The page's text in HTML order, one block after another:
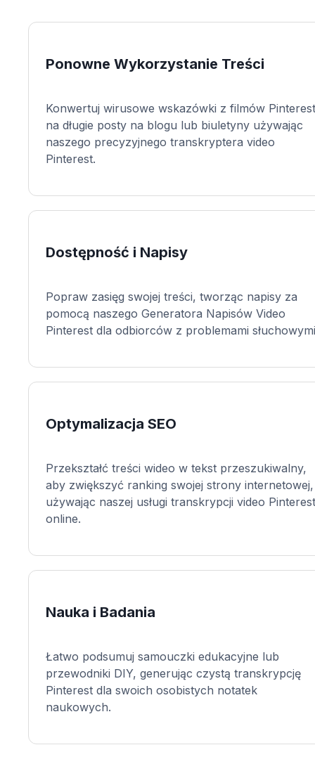
Ponowne Wykorzystanie Treści
Konwertuj wirusowe wskazówki z filmów Pinterest
na długie posty na blogu lub biuletyny używając
naszego precyzyjnego transkryptera video
Pinterest.
Dostępność i Napisy
Popraw zasięg swojej treści, tworząc napisy za
pomocą naszego Generatora Napisów Video
Pinterest dla odbiorców z problemami
Optymalizacja SEO
Przekształć treści wideo w tekst przeszukiwalny,
aby zwiększyć ranking swojej strony internetowej,
używając naszej usługi transkrypcji video Pinterest
online.
Nauka i Badania
Łatwo podsumuj samouczki edukacyjne lub
przewodniki DIY, generując czystą transkrypcję
Pinterest dla swoich osobistych notatek
naukowych.